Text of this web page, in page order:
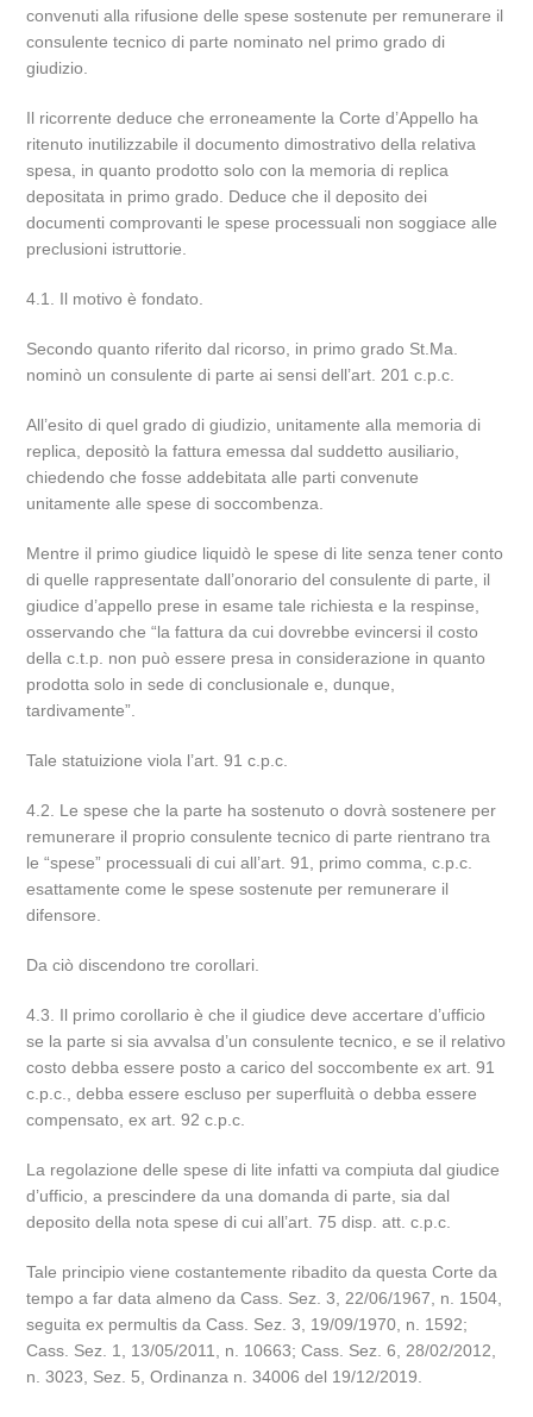
convenuti alla rifusione delle spese sostenute per remunerare il
consulente tecnico di parte nominato nel primo grado di
giudizio.
Il ricorrente deduce che erroneamente la Corte d’Appello ha
ritenuto inutilizzabile il documento dimostrativo della relativa
spesa, in quanto prodotto solo con la memoria di replica
depositata in primo grado. Deduce che il deposito dei
documenti comprovanti le spese processuali non soggiace alle
preclusioni istruttorie.
4.1. Il motivo è fondato.
Secondo quanto riferito dal ricorso, in primo grado St.Ma.
nominò un consulente di parte ai sensi dell’art. 201 c.p.c.
All’esito di quel grado di giudizio, unitamente alla memoria di
replica, depositò la fattura emessa dal suddetto ausiliario,
chiedendo che fosse addebitata alle parti convenute
unitamente alle spese di soccombenza.
Mentre il primo giudice liquidò le spese di lite senza tener conto
di quelle rappresentate dall’onorario del consulente di parte, il
giudice d’appello prese in esame tale richiesta e la respinse,
osservando che “la fattura da cui dovrebbe evincersi il costo
della c.t.p. non può essere presa in considerazione in quanto
prodotta solo in sede di conclusionale e, dunque,
tardivamente”.
Tale statuizione viola l’art. 91 c.p.c.
4.2. Le spese che la parte ha sostenuto o dovrà sostenere per
remunerare il proprio consulente tecnico di parte rientrano tra
le “spese” processuali di cui all’art. 91, primo comma, c.p.c.
esattamente come le spese sostenute per remunerare il
difensore.
Da ciò discendono tre corollari.
4.3. Il primo corollario è che il giudice deve accertare d’ufficio
se la parte si sia avvalsa d’un consulente tecnico, e se il relativo
costo debba essere posto a carico del soccombente ex art. 91
c.p.c., debba essere escluso per superfluità o debba essere
compensato, ex art. 92 c.p.c.
La regolazione delle spese di lite infatti va compiuta dal giudice
d’ufficio, a prescindere da una domanda di parte, sia dal
deposito della nota spese di cui all’art. 75 disp. att. c.p.c.
Tale principio viene costantemente ribadito da questa Corte da
tempo a far data almeno da Cass. Sez. 3, 22/06/1967, n. 1504,
seguita ex permultis da Cass. Sez. 3, 19/09/1970, n. 1592;
Cass. Sez. 1, 13/05/2011, n. 10663; Cass. Sez. 6, 28/02/2012,
n. 3023, Sez. 5, Ordinanza n. 34006 del 19/12/2019.